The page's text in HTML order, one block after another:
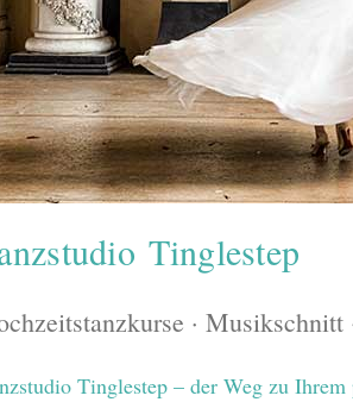
Tinglestep
· Musikschnitt
Tinglestep – der Weg zu